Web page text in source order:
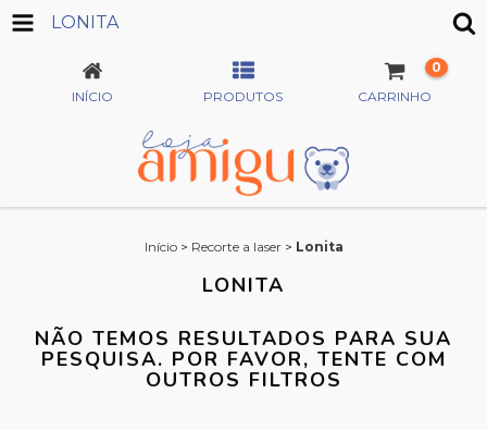
LONITA
INÍCIO PRODUTOS CARRINHO
0
Início > Recorte a laser > Lonita
LONITA
NÃO TEMOS RESULTADOS PARA SUA
PESQUISA. POR FAVOR, TENTE COM
OUTROS FILTROS